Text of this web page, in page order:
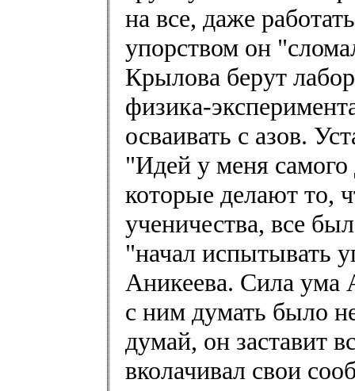
на все, даже
упорством он
Крылова берут
физика-
осваивать с азов.
"Идей у меня
которые делают то,
ученичества, все
"начал испытывать
Аникеева. Сила ума
с ним думать было
думай, он заставит
вколачивал свои